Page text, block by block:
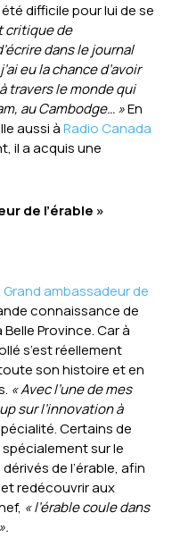
difficile pour lui de se
critique de
dans le journal
eu la chance d’avoir
travers le monde qui
au Cambodge… »En
aussi àRadio Canada
il a acquis une
de l’érable »
Grand ambassadeur de
connaissance de
Province. Car à
s’est réellement
son histoire et en
« Avec l’une de mes
sur l’innovation à
Certains de
sur le
de l’érable, afin
redécouvrir aux
« l’érable coule dans